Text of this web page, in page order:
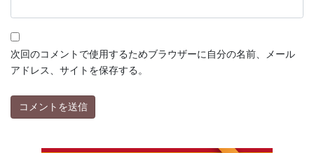
次回のコメントで使用するためブラウザーに自分の名前、メール
アドレス、サイトを保存する。